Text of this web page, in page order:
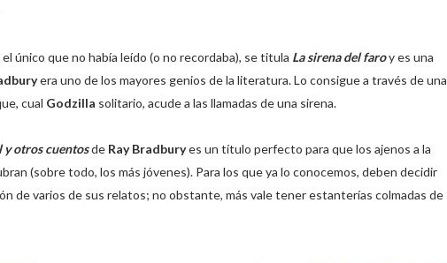
único que no había leído (o no recordaba), se titula La sirena del faroy es una
era uno de los mayores genios de la literatura. Lo consigue a través de una
cual Godzilla solitario, acude a las llamadas de una sirena.
y otros cuentosde Ray Bradburyes un título perfecto para que los ajenos a la
(sobre todo, los más jóvenes). Para los que ya lo conocemos, deben decidir
de varios de sus relatos; no obstante, más vale tener estanterías colmadas de